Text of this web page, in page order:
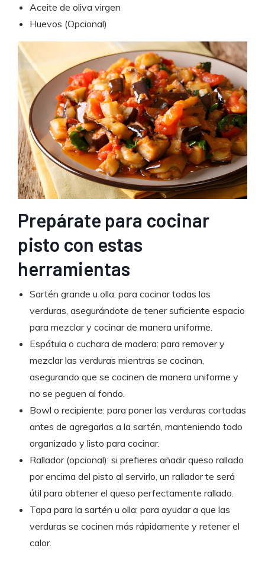
Aceite de oliva virgen
Huevos (Opcional)
Prepárate para cocinar
pisto con estas
herramientas
Sartén grande u olla: para cocinar todas las
verduras, asegurándote de tener suficiente espacio
para mezclar y cocinar de manera uniforme.
Espátula o cuchara de madera: para remover y
mezclar las verduras mientras se cocinan,
asegurando que se cocinen de manera uniforme y
no se peguen al fondo.
Bowl o recipiente: para poner las verduras cortadas
antes de agregarlas a la sartén, manteniendo todo
organizado y listo para cocinar.
Rallador (opcional): si prefieres añadir queso rallado
por encima del pisto al servirlo, un rallador te será
útil para obtener el queso perfectamente rallado.
Tapa para la sartén u olla: para ayudar a que las
verduras se cocinen más rápidamente y retener el
calor.